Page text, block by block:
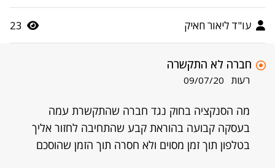
עו"ד ליאור חאיק 23
חברה לא התקשרה
רעות 09/07/20
מה הסנקציה בחוק נגד חברה שהתקשרת עמה
בעסקה קבועה בהוראת קבע שהתחיבה לחזור אליך
בטלפון תוך זמן מסוים ולא חסרה תוך הזמן שהוסכם